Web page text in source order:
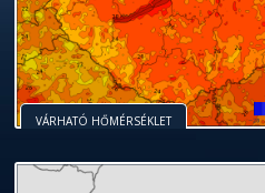
VÁRHATÓ HŐMÉRSÉKLET